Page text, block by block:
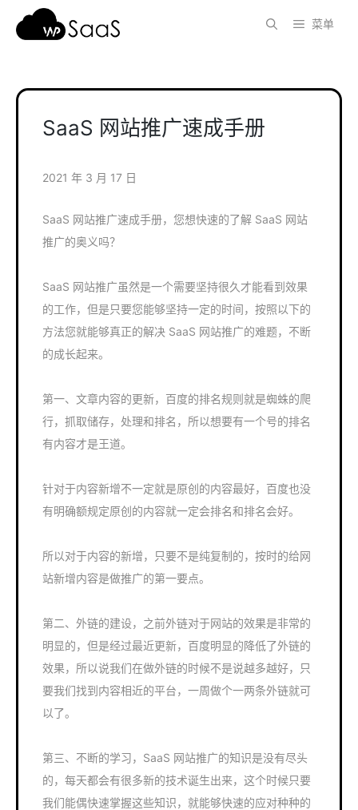
菜单
SaaS 网站推广速成手册
2021 年 3 月 17 日
SaaS 网站推广速成手册，您想快速的了解 SaaS 网站
推广的奥义吗？
SaaS 网站推广虽然是一个需要坚持很久才能看到效果
的工作，但是只要您能够坚持一定的时间，按照以下的
方法您就能够真正的解决 SaaS 网站推广的难题，不断
的成长起来。
第一、文章内容的更新，百度的排名规则就是蜘蛛的爬
行，抓取储存，处理和排名，所以想要有一个号的排名
有内容才是王道。
针对于内容新增不一定就是原创的内容最好，百度也没
有明确额规定原创的内容就一定会排名和排名会好。
所以对于内容的新增，只要不是纯复制的，按时的给网
站新增内容是做推广的第一要点。
第二、外链的建设，之前外链对于网站的效果是非常的
明显的，但是经过最近更新，百度明显的降低了外链的
效果，所以说我们在做外链的时候不是说越多越好，只
要我们找到内容相近的平台，一周做个一两条外链就可
以了。
第三、不断的学习，SaaS 网站推广的知识是没有尽头
的，每天都会有很多新的技术诞生出来，这个时候只要
我们能偶快速掌握这些知识，就能够快速的应对种种的